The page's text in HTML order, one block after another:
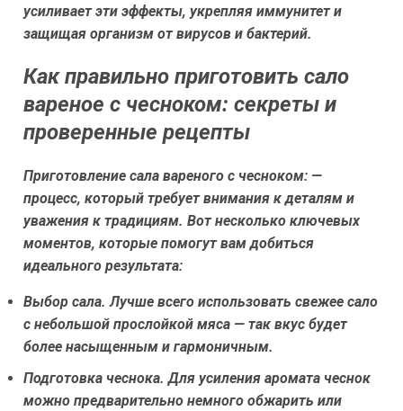
усиливает эти эффекты, укрепляя иммунитет и
защищая организм от вирусов и бактерий.
Как правильно приготовить сало
вареное с чесноком: секреты и
проверенные рецепты
Приготовление сала вареного с чесноком: —
процесс, который требует внимания к деталям и
уважения к традициям. Вот несколько ключевых
моментов, которые помогут вам добиться
идеального результата:
Выбор сала. Лучше всего использовать свежее сало
с небольшой прослойкой мяса — так вкус будет
более насыщенным и гармоничным.
Подготовка чеснока. Для усиления аромата чеснок
можно предварительно немного обжарить или